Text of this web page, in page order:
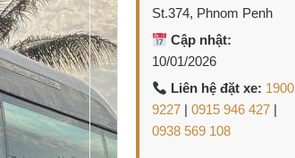
St.374, Phnom Penh
Cập nhật:
10/01/2026
Liên hệ đặt xe: 1900
9227 | 0915 946 427 |
0938 569 108